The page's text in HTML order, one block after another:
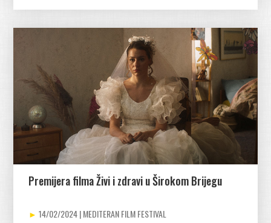
Premijera filma Živi i zdravi u Širokom Brijegu
14/02/2024